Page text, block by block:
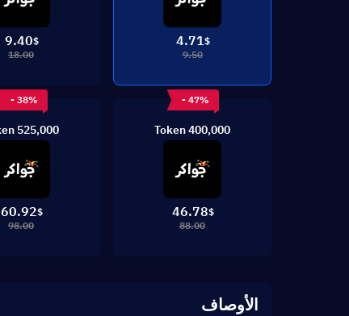
$
4.71
9.50
$
9.40
18.00
- 47%
400,000 Token
$
46.78
88.00
- 38%
525,000 Token
$
60.92
98.00
الأوصاف